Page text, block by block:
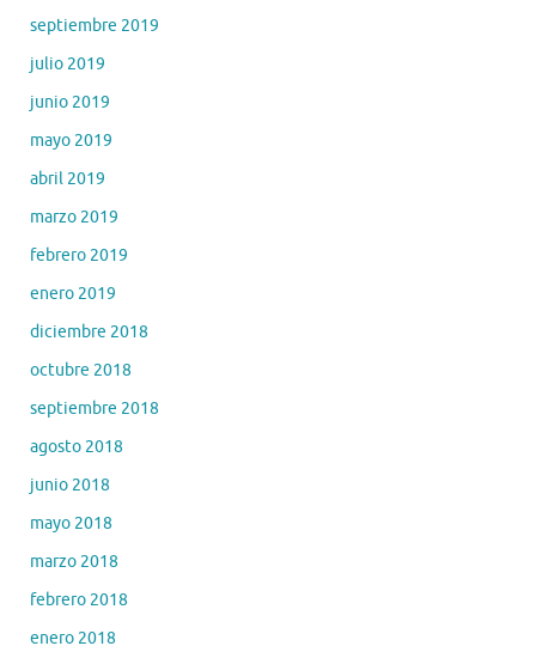
septiembre 2019
julio 2019
junio 2019
mayo 2019
abril 2019
marzo 2019
febrero 2019
enero 2019
diciembre 2018
octubre 2018
septiembre 2018
agosto 2018
junio 2018
mayo 2018
marzo 2018
febrero 2018
enero 2018